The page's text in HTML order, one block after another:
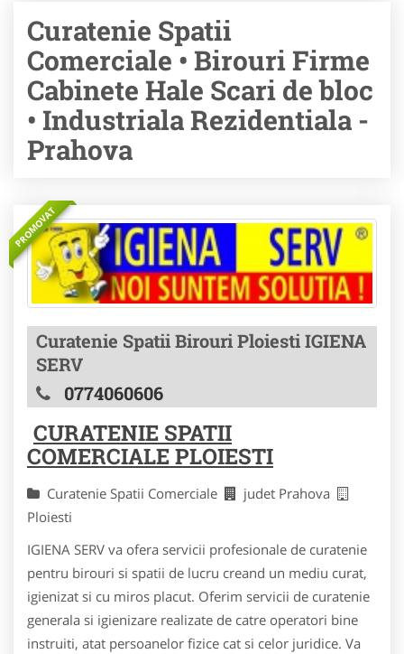
Curatenie Spatii
Comerciale • Birouri Firme
Cabinete Hale Scari de bloc
• Industriala Rezidentiala -
Prahova
PROMOVAT
Curatenie Spatii Birouri Ploiesti IGIENA
SERV
0774060606
CURATENIE SPATII
COMERCIALE PLOIESTI
Curatenie Spatii Comerciale
judet Prahova
Ploiesti
IGIENA SERV va ofera servicii profesionale de curatenie
pentru birouri si spatii de lucru creand un mediu curat,
igienizat si cu miros placut. Oferim servicii de curatenie
generala si igienizare realizate de catre operatori bine
instruiti, atat persoanelor fizice cat si celor juridice. Va